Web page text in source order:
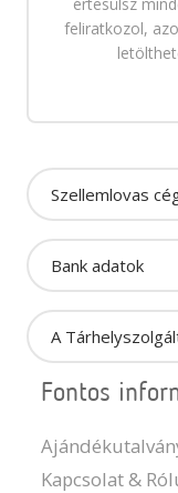
feliratkozol,
Szellemlovas
Bank adatok
A
Fontos
Kapcsolat &